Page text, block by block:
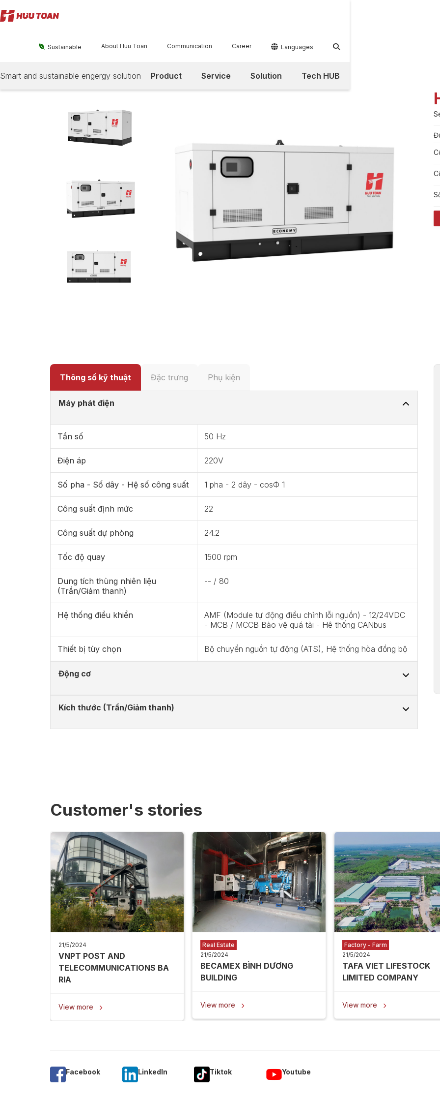
 Sustainable About Huu Toan Communication Career  Languages 
Product Service Solution Tech HUB
Smart and sustainable engergy solution
Thông số kỹ thuật Đặc trưng Phụ kiện
Máy phát điện
Tần số 50 Hz
Điện áp 220V
Số pha - Số dây - Hệ số công suất 1 pha - 2 dây - cosФ 1
Công suất định mức 22
Công suất dự phòng 24.2
Tốc độ quay 1500 rpm
Dung tích thùng nhiên liệu
(Trần/Giảm thanh)
-- / 80
Hệ thống điều khiển
AMF (Module tự động điều chỉnh lỗi nguồn) - 12/24VDC
- MCB / MCCB Bảo vệ quá tải - Hê thống CANbus
Thiết bị tùy chọn Bộ chuyển nguồn tự động (ATS), Hệ thống hòa đồng bộ
Động cơ
Kích thước (Trần/Giảm thanh)
Customer's stories
21/5/2024
VNPT POST AND
TELECOMMUNICATIONS BA
RIA
View more 
Real Estate
21/5/2024
BECAMEX BÌNH DƯƠNG
BUILDING
View more 
Factory - Farm
21/5/2024
TAFA VIET LIFESTOCK
LIMITED COMPANY
View more 
Facebook Linkedln Tiktok Youtube